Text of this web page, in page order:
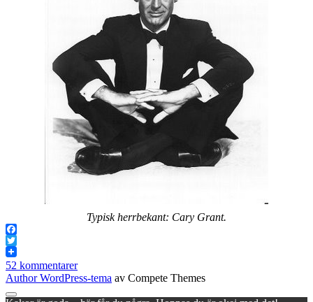
Typisk herrbekant: Cary Grant.
Facebook
Twitter
52 kommentarer
Author WordPress-tema av Compete Themes
Rulla